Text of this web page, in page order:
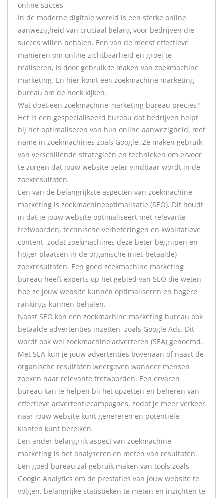
online succes
In de moderne digitale wereld is een sterke online
aanwezigheid van cruciaal belang voor bedrijven die
succes willen behalen. Een van de meest effectieve
manieren om online zichtbaarheid en groei te
realiseren, is door gebruik te maken van zoekmachine
marketing. En hier komt een zoekmachine marketing
bureau om de hoek kijken.
Wat doet een zoekmachine marketing bureau precies?
Het is een gespecialiseerd bureau dat bedrijven helpt
bij het optimaliseren van hun online aanwezigheid, met
name in zoekmachines zoals Google. Ze maken gebruik
van verschillende strategieën en technieken om ervoor
te zorgen dat jouw website beter vindbaar wordt in de
zoekresultaten.
Een van de belangrijkste aspecten van zoekmachine
marketing is zoekmachineoptimalisatie (SEO). Dit houdt
in dat je jouw website optimaliseert met relevante
trefwoorden, technische verbeteringen en kwalitatieve
content, zodat zoekmachines deze beter begrijpen en
hoger plaatsen in de organische (niet-betaalde)
zoekresultaten. Een goed zoekmachine marketing
bureau heeft experts op het gebied van SEO die weten
hoe ze jouw website kunnen optimaliseren en hogere
rankings kunnen behalen.
Naast SEO kan een zoekmachine marketing bureau ook
betaalde advertenties inzetten, zoals Google Ads. Dit
wordt ook wel zoekmachine adverteren (SEA) genoemd.
Met SEA kun je jouw advertenties bovenaan of naast de
organische resultaten weergeven wanneer mensen
zoeken naar relevante trefwoorden. Een ervaren
bureau kan je helpen bij het opzetten en beheren van
effectieve advertentiecampagnes, zodat je meer verkeer
naar jouw website kunt genereren en potentiële
klanten kunt bereiken.
Een ander belangrijk aspect van zoekmachine
marketing is het analyseren en meten van resultaten.
Een goed bureau zal gebruik maken van tools zoals
Google Analytics om de prestaties van jouw website te
volgen, belangrijke statistieken te meten en inzichten te